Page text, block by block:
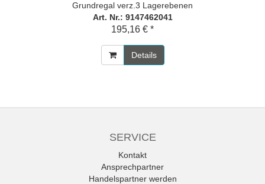
Grundregal verz.3 Lagerebenen
Art. Nr.: 9147462041
195,16 € *
Details
SERVICE
Kontakt
Ansprechpartner
Handelspartner werden